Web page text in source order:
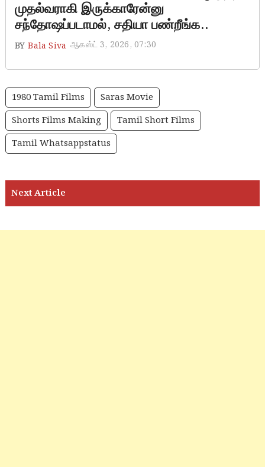
முதல்வராகி இருக்காரேன்னு
சந்தோஷப்படாமல், சதியா பண்றீங்க..
BY Bala Siva ஆகஸ்ட் 3, 2026, 07:30
1980 Tamil Films
Saras Movie
Shorts Films Making
Tamil Short Films
Tamil Whatsappstatus